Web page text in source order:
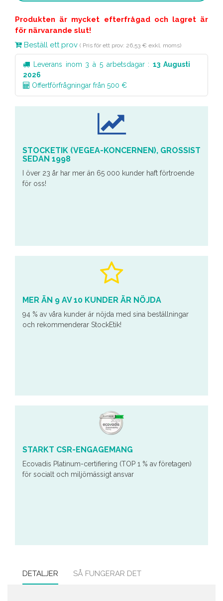
Produkten är mycket efterfrågad och lagret är
för närvarande slut!
Beställ ett prov ( Pris för ett prov: 26,53 € exkl. moms)
Leverans inom 3 à 5 arbetsdagar :13 Augusti
2026
Offertförfrågningar från 500 €
STOCKETIK (VEGEA-KONCERNEN), GROSSIST
SEDAN 1998
I över 23 år har mer än 65 000 kunder haft förtroende
för oss!
MER ÄN 9 AV 10 KUNDER ÄR NÖJDA
94 % av våra kunder är nöjda med sina beställningar
och rekommenderar StockEtik!
STARKT CSR-ENGAGEMANG
Ecovadis Platinum-certifiering (TOP 1 % av företagen)
för socialt och miljömässigt ansvar
DETALJER SÅ FUNGERAR DET